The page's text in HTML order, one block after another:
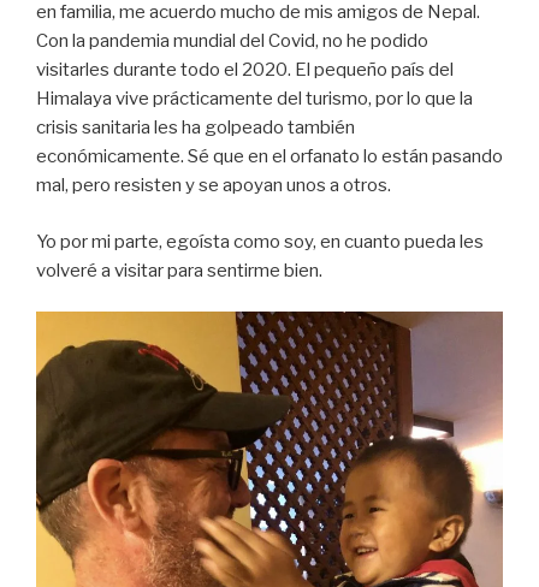
en familia, me acuerdo mucho de mis amigos de Nepal.
Con la pandemia mundial del Covid, no he podido
visitarles durante todo el 2020. El pequeño país del
Himalaya vive prácticamente del turismo, por lo que la
crisis sanitaria les ha golpeado también
económicamente. Sé que en el orfanato lo están pasando
mal, pero resisten y se apoyan unos a otros.
Yo por mi parte, egoísta como soy, en cuanto pueda les
volveré a visitar para sentirme bien.